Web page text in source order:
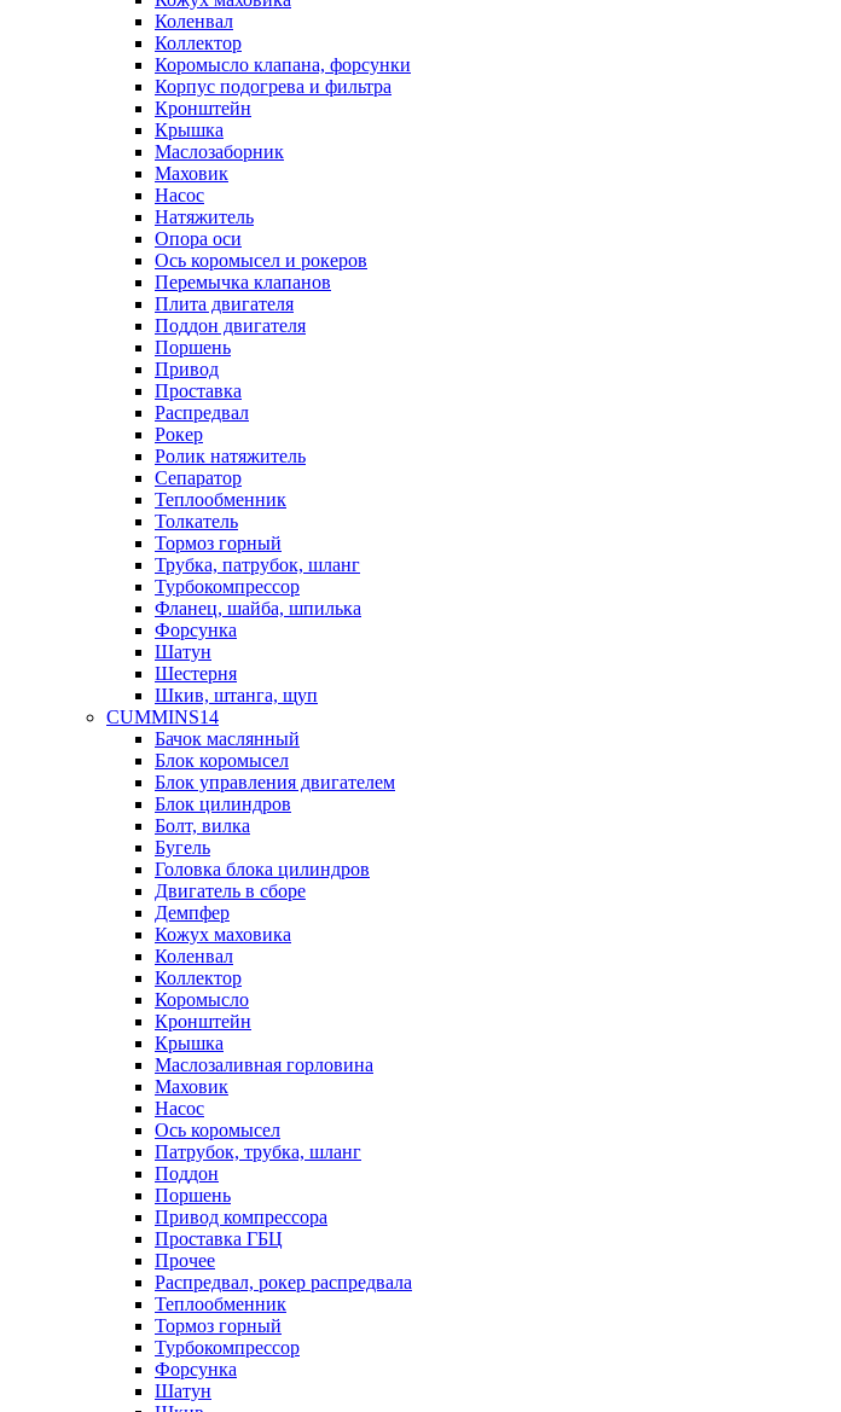
Коленвал
Коллектор
Коромысло клапана, форсунки
Корпус подогрева и фильтра
Кронштейн
Крышка
Маслозаборник
Маховик
Насос
Натяжитель
Опора оси
Ось коромысел и рокеров
Перемычка клапанов
Плита двигателя
Поддон двигателя
Поршень
Привод
Проставка
Распредвал
Рокер
Ролик натяжитель
Сепаратор
Теплообменник
Толкатель
Тормоз горный
Трубка, патрубок, шланг
Турбокомпрессор
Фланец, шайба, шпилька
Форсунка
Шатун
Шестерня
Шкив, штанга, щуп
CUMMINS14
Бачок маслянный
Блок коромысел
Блок управления двигателем
Блок цилиндров
Болт, вилка
Бугель
Головка блока цилиндров
Двигатель в сборе
Демпфер
Кожух маховика
Коленвал
Коллектор
Коромысло
Кронштейн
Крышка
Маслозаливная горловина
Маховик
Насос
Ось коромысел
Патрубок, трубка, шланг
Поддон
Поршень
Привод компрессора
Проставка ГБЦ
Прочее
Распредвал, рокер распредвала
Теплообменник
Тормоз горный
Турбокомпрессор
Форсунка
Шатун